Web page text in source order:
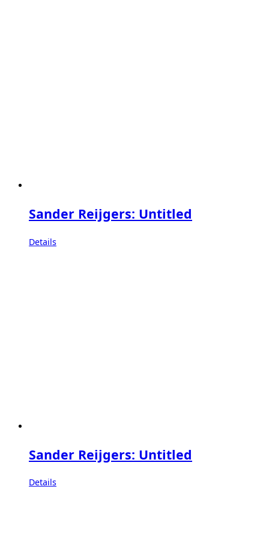
Sander Reijgers: Untitled
Details
Sander Reijgers: Untitled
Details